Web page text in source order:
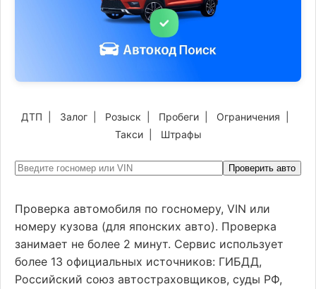
ДТП Залог Розыск Пробеги Ограничения
Такси| Штрафы
Проверить авто
Проверка автомобиля по госномеру, VIN или
номеру кузова (для японских авто). Проверка
занимает не более 2 минут. Сервис использует
более 13 официальных источников: ГИБДД,
Российский союз автостраховщиков, суды РФ,